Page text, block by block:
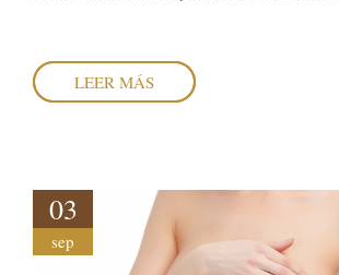
LEER MÁS
03
sep